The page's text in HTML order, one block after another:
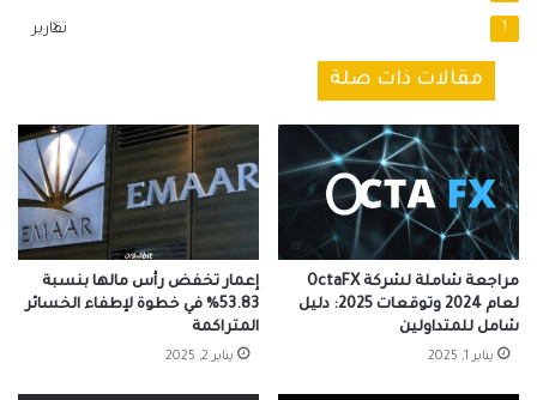
تقارير 1
مقالات ذات صلة
إعمار تخفض رأس مالها بنسبة
53.83% في خطوة لإطفاء الخسائر
المتراكمة
يناير 2, 2025
مراجعة شاملة لشركة OctaFX
لعام 2024 وتوقعات 2025: دليل
شامل للمتداولين
يناير 1, 2025